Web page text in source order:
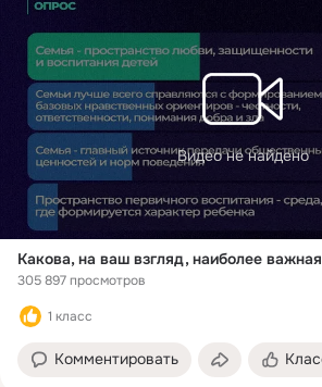
Видео не найдено
Какова, на ваш взгляд, наиболее
305 897 просмотров
1 класс
Комментировать